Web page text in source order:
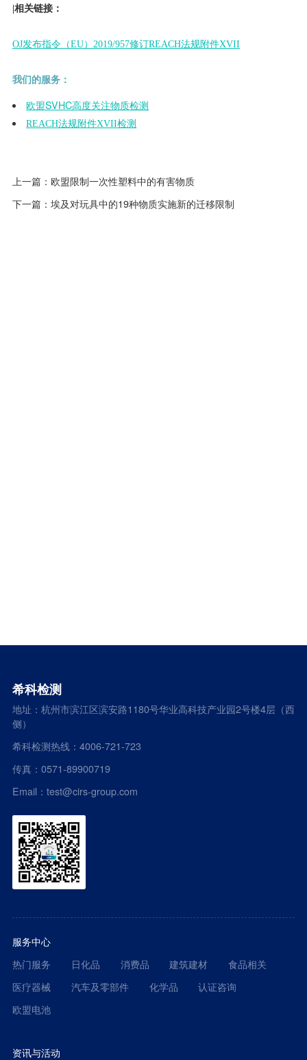
|相关链接：
OJ发布指令（EU）2019/957修订REACH法规附件XVII
我们的服务：
欧盟SVHC高度关注物质检测
REACH法规附件XVII检测
上一篇： 欧盟限制一次性塑料中的有害物质
下一篇： 埃及对玩具中的19种物质实施新的迁移限制
希科检测
地址：杭州市滨江区滨安路1180号华业高科技产业园2号楼4层（西
侧）
希科检测热线：4006-721-723
传真：0571-89900719
Email：test@cirs-group.com
服务中心
热门服务
日化品 消费品 建筑建材
食品相关
医疗器械
汽车及零部件 化学品
认证咨询
欧盟电池
资讯与活动